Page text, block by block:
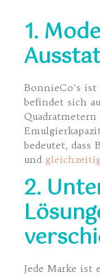
1.
BonnieCo’s
befindet sich
bedeutet, dass
und
2.
Jede Marke ist